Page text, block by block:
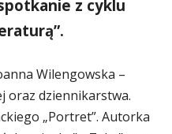
z cyklu
Wilengowska –
oraz dziennikarstwa.
„Portret”. Autorka